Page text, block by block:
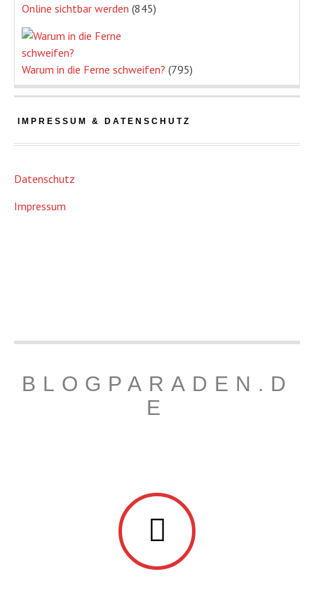
Online sichtbar werden (845)
Warum in die Ferne schweifen? (795)
IMPRESSUM & DATENSCHUTZ
Datenschutz
Impressum
BLOGPARADEN.D
E